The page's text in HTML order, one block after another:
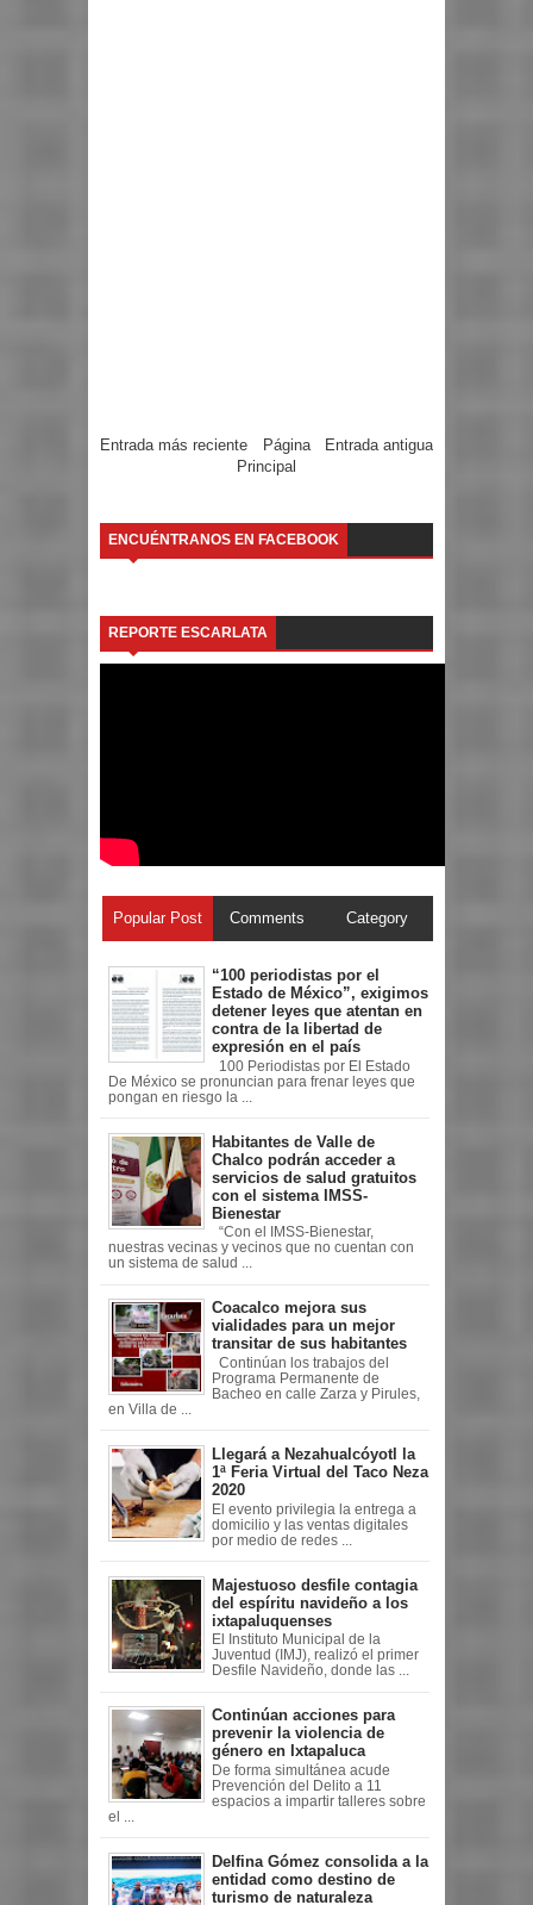
Entrada más reciente Entrada antigua
Página
Principal
ENCUÉNTRANOS EN FACEBOOK
REPORTE ESCARLATA
Popular Post Comments Category
“100 periodistas por el
Estado de México”, exigimos
detener leyes que atentan en
contra de la libertad de
expresión en el país
100 Periodistas por El Estado
De México se pronuncian para frenar leyes que
pongan en riesgo la ...
Habitantes de Valle de
Chalco podrán acceder a
servicios de salud gratuitos
con el sistema IMSS-
Bienestar
“Con el IMSS-Bienestar,
nuestras vecinas y vecinos que no cuentan con
un sistema de salud ...
Coacalco mejora sus
vialidades para un mejor
transitar de sus habitantes
Continúan los trabajos del
Programa Permanente de
Bacheo en calle Zarza y Pirules,
en Villa de ...
Llegará a Nezahualcóyotl la
1ª Feria Virtual del Taco Neza
2020
El evento privilegia la entrega a
domicilio y las ventas digitales
por medio de redes ...
Majestuoso desfile contagia
del espíritu navideño a los
ixtapaluquenses
El Instituto Municipal de la
Juventud (IMJ), realizó el primer
Desfile Navideño, donde las ...
Continúan acciones para
prevenir la violencia de
género en Ixtapaluca
De forma simultánea acude
Prevención del Delito a 11
espacios a impartir talleres sobre
el ...
Delfina Gómez consolida a la
entidad como destino de
turismo de naturaleza